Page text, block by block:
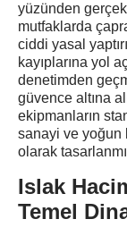
yüzünden
mutfaklarda
ciddi yasal
kayıplarına yol
denetimden
güvence altına
ekipmanların
sanayi ve yoğun
olarak
Islak
Temel